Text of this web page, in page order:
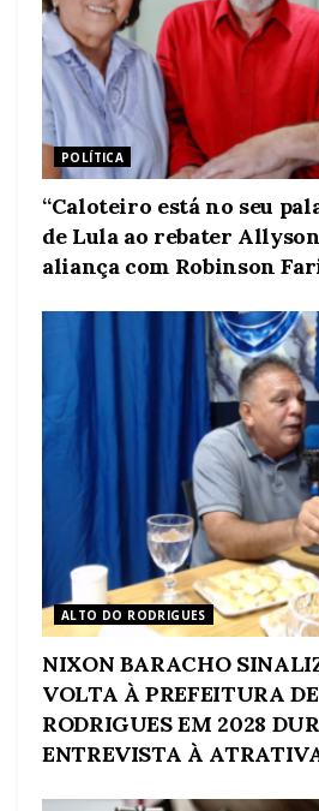
POLÍTICA
“Caloteiro está no seu
de Lula ao rebater
aliança com Robinson
ALTO DO RODRIGUES
NIXON BARACHO
VOLTA À PREFEITURA
RODRIGUES EM 2028
ENTREVISTA À